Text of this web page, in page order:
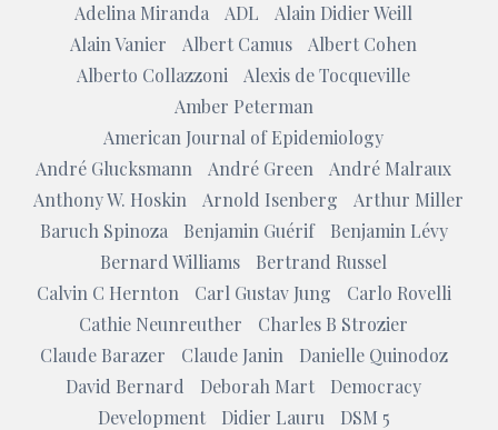
Adelina Miranda ADL
Alain Didier Weill
Alain Vanier
Albert Camus
Albert Cohen
Alberto Collazzoni
Alexis de Tocqueville
Amber Peterman
American Journal of Epidemiology
André Glucksmann
André Green
André Malraux
Anthony W. Hoskin
Arnold Isenberg
Arthur Miller
Baruch Spinoza
Benjamin Guérif
Benjamin Lévy
Bernard Williams
Bertrand Russel
Calvin C Hernton
Carl Gustav Jung
Carlo Rovelli
Cathie Neunreuther
Charles B Strozier
Claude Barazer
Claude Janin
Danielle Quinodoz
David Bernard
Deborah Mart
Democracy
Development
Didier Lauru
DSM 5